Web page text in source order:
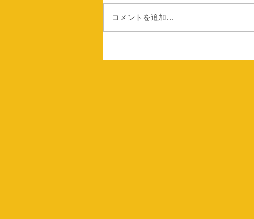
コメントを追加…